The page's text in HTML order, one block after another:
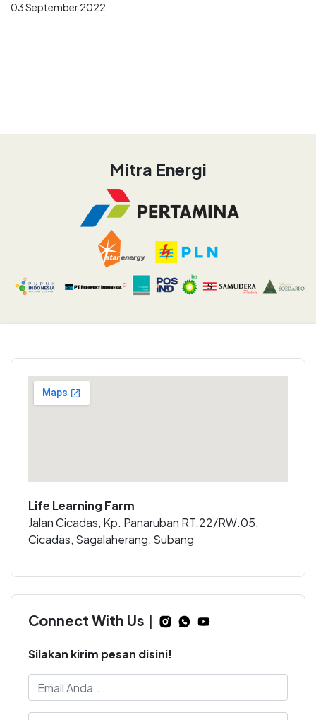
03 September 2022
Mitra Energi
Life Learning Farm
Jalan Cicadas, Kp. Panaruban RT.22/RW.05,
Cicadas, Sagalaherang, Subang
Connect With Us |
Silakan kirim pesan disini!